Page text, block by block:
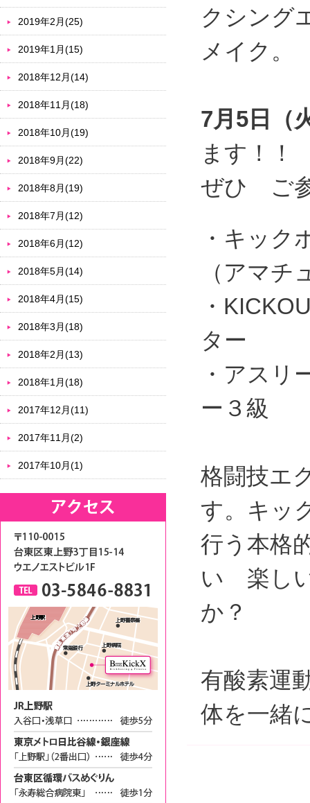
クシング
メイク。
7月5日（
ます！！
ぜひ ご
・キック
（アマチ
・
ター
・アスリ
ー３級
格闘技エ
す。キッ
行う本格
い 楽し
か？
有酸素運
体を一緒
2019年2月(25)
2019年1月(15)
2018年12月(14)
2018年11月(18)
2018年10月(19)
2018年9月(22)
2018年8月(19)
2018年7月(12)
2018年6月(12)
2018年5月(14)
2018年4月(15)
2018年3月(18)
2018年2月(13)
2018年1月(18)
2017年12月(11)
2017年11月(2)
2017年10月(1)